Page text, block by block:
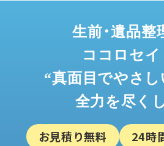
生前・遺品整
ココロセ
“真面目でやさ
全力を尽く
お見積り無料
24時